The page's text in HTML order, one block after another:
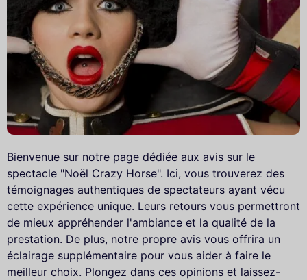
Bienvenue sur notre page dédiée aux avis sur le
spectacle "Noël Crazy Horse". Ici, vous trouverez des
témoignages authentiques de spectateurs ayant vécu
cette expérience unique. Leurs retours vous permettront
de mieux appréhender l'ambiance et la qualité de la
prestation. De plus, notre propre avis vous offrira un
éclairage supplémentaire pour vous aider à faire le
meilleur choix. Plongez dans ces opinions et laissez-